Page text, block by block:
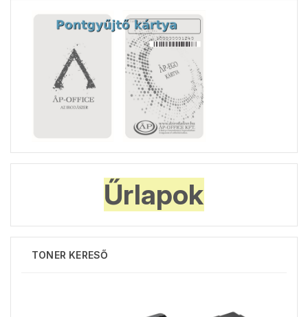
Űrlapok
TONER KERESŐ